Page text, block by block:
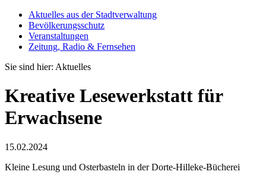
Aktuelles aus der Stadtverwaltung
Bevölkerungsschutz
Veranstaltungen
Zeitung, Radio & Fernsehen
Sie sind hier: Aktuelles
Kreative Lesewerkstatt für
Erwachsene
15.02.2024
Kleine Lesung und Osterbasteln in der Dorte-Hilleke-Bücherei